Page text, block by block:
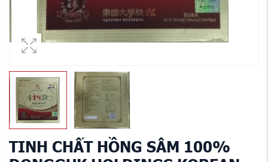
TINH CHẤT HỒNG SÂM 100%